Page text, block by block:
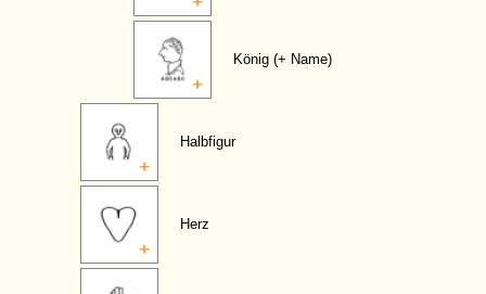
König (+ Name)
Halbfigur
Herz